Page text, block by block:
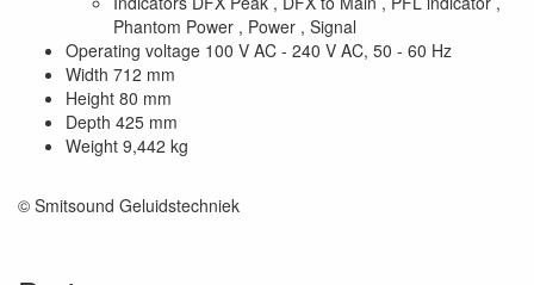
Phantom Power , Power , Signal
Operating voltage 100 V AC - 240 V AC, 50 - 60 Hz
Width 712 mm
Height 80 mm
Depth 425 mm
Weight 9,442 kg
© Smitsound Geluidstechniek